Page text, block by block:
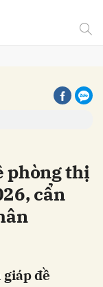
phòng thị
cẩn
giáp đề